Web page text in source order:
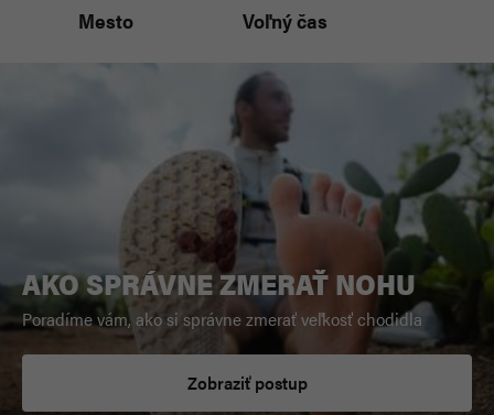
Mesto Voľný čas
AKO SPRÁVNE ZMERAŤ NOHU
Poradíme vám, ako si správne zmerať veľkosť chodidla
Zobraziť postup